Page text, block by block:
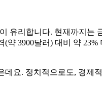
리합니다. 현재까지는
3900달러) 대비 약
요. 정치적으로도, 경제